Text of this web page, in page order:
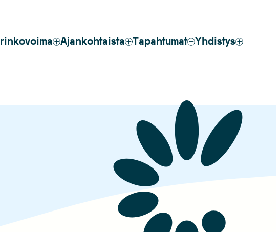
Ajankohtaista Tapahtumat Yhdistys